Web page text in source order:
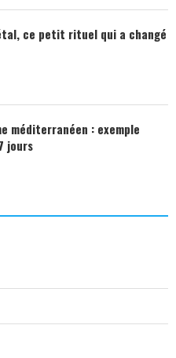
ce petit rituel qui a changé
méditerranéen : exemple
jours